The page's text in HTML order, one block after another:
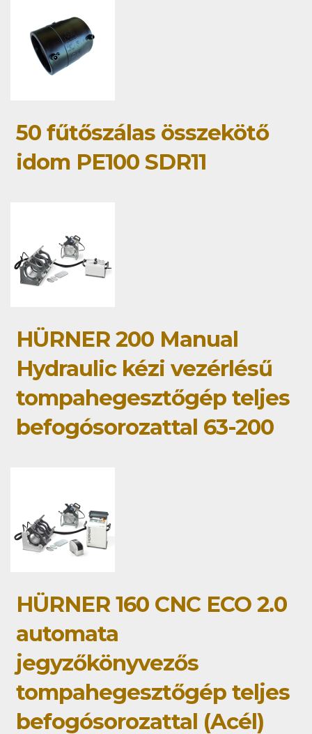
50 fűtőszálas összekötő
idom PE100 SDR11
HÜRNER 200 Manual
Hydraulic kézi vezérlésű
tompahegesztőgép teljes
befogósorozattal 63-200
HÜRNER 160 CNC ECO 2.0
automata
jegyzőkönyvezős
tompahegesztőgép teljes
befogósorozattal (Acél)